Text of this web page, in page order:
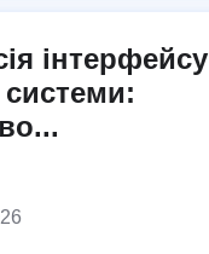
інтерфейсу